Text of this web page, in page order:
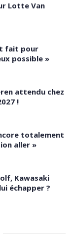
Lotte Van
fait pour
possible »
attendu chez
!
totalement
aller »
Kawasaki
échapper ?